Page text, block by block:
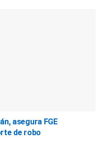
asegura FGE
de robo